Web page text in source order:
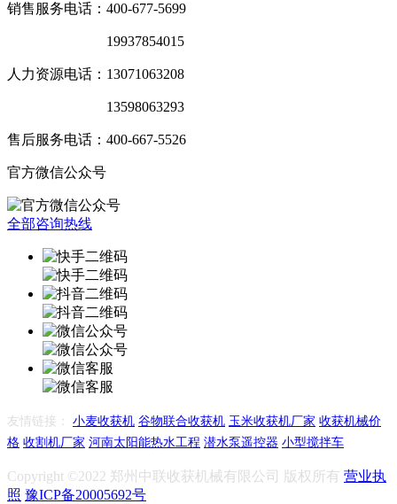
销售服务电话：400-677-5699
19937854015
人力资源电话：13071063208
13598063293
售后服务电话：400-667-5526
官方微信公众号
全部咨询热线
友情链接： 小麦收获机 谷物联合收获机 玉米收获机厂家 收获机械价
格 收割机厂家 河南太阳能热水工程 潜水泵遥控器 小型搅拌车
Copyright ©2022 郑州中联收获机械有限公司 版权所有 营业执
照 豫ICP备20005692号